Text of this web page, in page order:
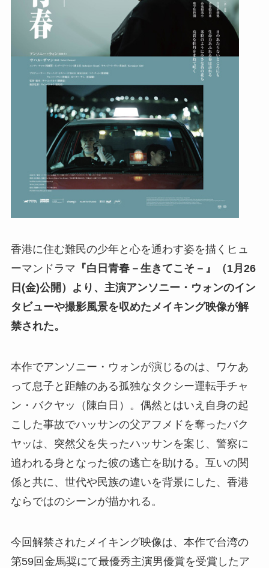
香港に住む難民の少年と心を通わす姿を描くヒュ
ーマンドラマ 『白日青春－生きてこそ－』（1月26
日(金)公開）より、主演アンソニー・ウォンのイン
タビューや撮影風景を収めたメイキング映像が解
禁された。
本作でアンソニー・ウォンが演じるのは、ワケあ
って息子と距離のある孤独なタクシー運転手チャ
ン・バクヤッ（陳白日）。偶然とはいえ自身の起
こした事故でハッサンの父アフメドを奪ったバク
ヤッは、突然父を失ったハッサンを案じ、警察に
追われる身となった彼の逃亡を助ける。互いの関
係と共に、世代や民族の違いを背景にした、香港
ならではのシーンが描かれる。
今回解禁されたメイキング映像は、本作で台湾の
第59回金馬奨にて最優秀主演男優賞を受賞したア